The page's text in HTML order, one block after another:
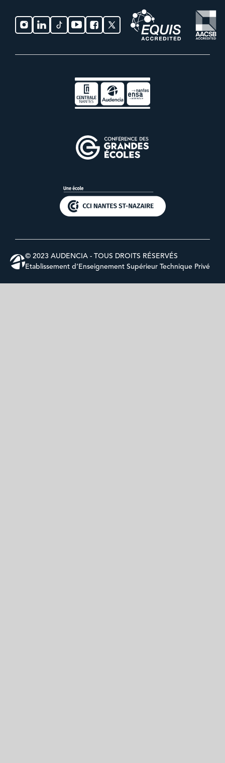
© 2023 AUDENCIA - TOUS DROITS RÉSERVÉS
Etablissement d’Enseignement Supérieur Technique Privé